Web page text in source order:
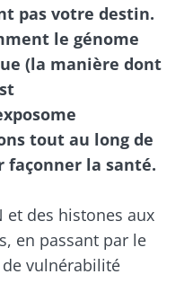
pas votre destin.
le génome
(la manière dont
tout au long de
façonner la santé.
et des histones aux
en passant par le
vulnérabilité